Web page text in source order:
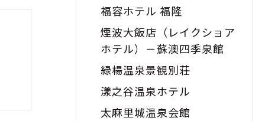
福容ホテル 福隆
煙波大飯店（レイクショア
ホテル）－蘇澳四季泉館
緑楊温泉景観別荘
漾之谷温泉ホテル
太麻里城温泉会館